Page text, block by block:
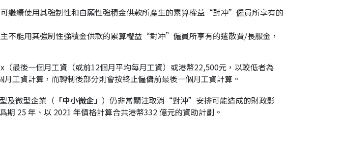
繼續使用其強制性和自願性強積金供款所產生的累算權益“對冲”僱員所享有的
不能用其強制性強積金供款的累算權益“對冲”僱員所享有的遣散費/長服金，
後一個月工資（或前12個月平均每月工資）或港幣22,500元，以較低者為
工資計算，而轉制後部分則會按終止僱傭前最後一個月工資計算。
及微型企業（ 「中小微企」 ）仍非常關注取消“對沖”安排可能造成的財政影
25 年、以 2021 年價格計算合共港幣332 億元的資助計劃。